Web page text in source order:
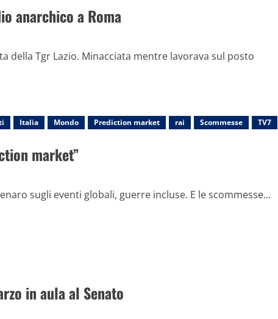
anarchico a Roma
della Tgr Lazio. Minacciata mentre lavorava sul posto
Italia Mondo Prediction market rai Scommesse TV7
market”
sugli eventi globali, guerre incluse. E le scommesse...
in aula al Senato